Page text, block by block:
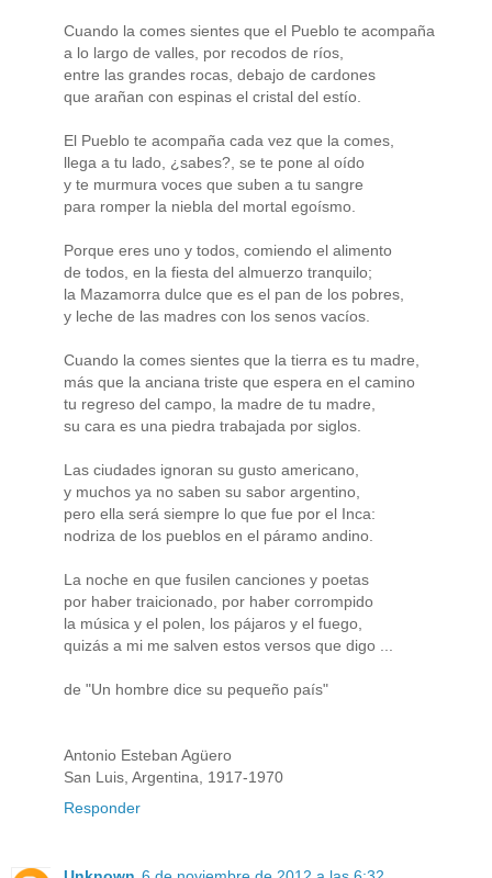
Cuando la comes sientes que el Pueblo te acompaña
a lo largo de valles, por recodos de ríos,
entre las grandes rocas, debajo de cardones
que arañan con espinas el cristal del estío.
El Pueblo te acompaña cada vez que la comes,
llega a tu lado, ¿sabes?, se te pone al oído
y te murmura voces que suben a tu sangre
para romper la niebla del mortal egoísmo.
Porque eres uno y todos, comiendo el alimento
de todos, en la fiesta del almuerzo tranquilo;
la Mazamorra dulce que es el pan de los pobres,
y leche de las madres con los senos vacíos.
Cuando la comes sientes que la tierra es tu madre,
más que la anciana triste que espera en el camino
tu regreso del campo, la madre de tu madre,
su cara es una piedra trabajada por siglos.
Las ciudades ignoran su gusto americano,
y muchos ya no saben su sabor argentino,
pero ella será siempre lo que fue por el Inca:
nodriza de los pueblos en el páramo andino.
La noche en que fusilen canciones y poetas
por haber traicionado, por haber corrompido
la música y el polen, los pájaros y el fuego,
quizás a mi me salven estos versos que digo ...
de "Un hombre dice su pequeño país"
Antonio Esteban Agüero
San Luis, Argentina, 1917-1970
Responder